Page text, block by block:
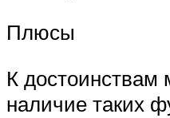
Плюсы
К достоинствам
наличие таких